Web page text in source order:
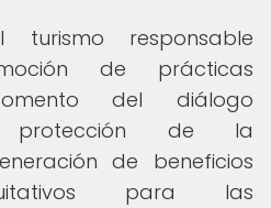
turismo responsable
de prácticas
del diálogo
protección de la
de beneficios
para las